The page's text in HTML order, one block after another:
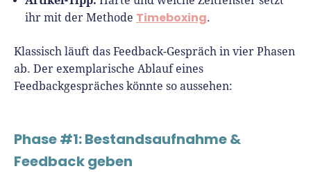
ihr mit der Methode Timeboxing.
Klassisch läuft das Feedback-Gespräch in vier Phasen
ab. Der exemplarische Ablauf eines
Feedbackgespräches könnte so aussehen:
Phase #1: Bestandsaufnahme &
Feedback geben